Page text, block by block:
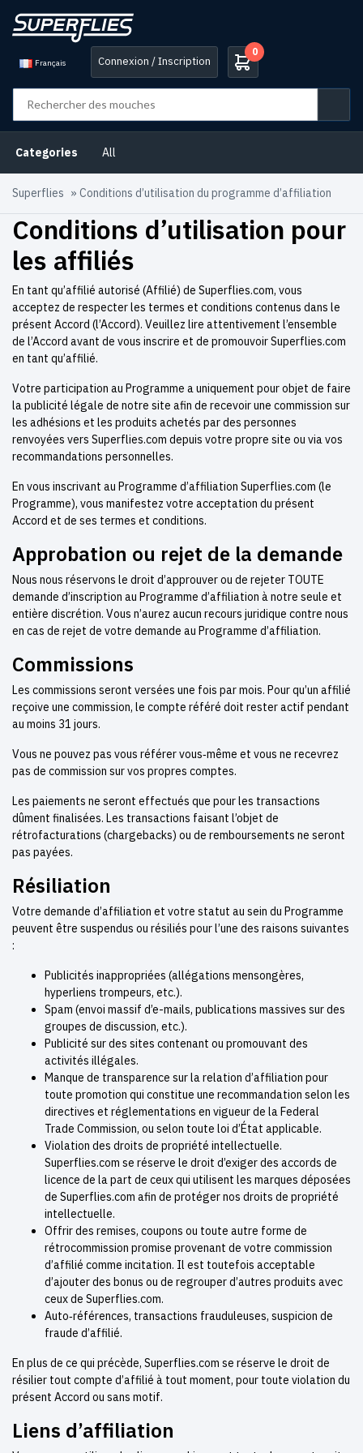
Français Connexion / Inscription
0
Categories All
Superflies » Conditions d’utilisation du programme d’affiliation
Conditions d’utilisation pour
les affiliés
En tant qu’affilié autorisé (Affilié) de Superflies.com, vous
acceptez de respecter les termes et conditions contenus dans le
présent Accord (l’Accord). Veuillez lire attentivement l’ensemble
de l’Accord avant de vous inscrire et de promouvoir Superflies.com
en tant qu’affilié.
Votre participation au Programme a uniquement pour objet de faire
la publicité légale de notre site afin de recevoir une commission sur
les adhésions et les produits achetés par des personnes
renvoyées vers Superflies.com depuis votre propre site ou via vos
recommandations personnelles.
En vous inscrivant au Programme d’affiliation Superflies.com (le
Programme), vous manifestez votre acceptation du présent
Accord et de ses termes et conditions.
Approbation ou rejet de la demande
Nous nous réservons le droit d’approuver ou de rejeter TOUTE
demande d’inscription au Programme d’affiliation à notre seule et
entière discrétion. Vous n’aurez aucun recours juridique contre nous
en cas de rejet de votre demande au Programme d’affiliation.
Commissions
Les commissions seront versées une fois par mois. Pour qu’un affilié
reçoive une commission, le compte référé doit rester actif pendant
au moins 31 jours.
Vous ne pouvez pas vous référer vous‑même et vous ne recevrez
pas de commission sur vos propres comptes.
Les paiements ne seront effectués que pour les transactions
dûment finalisées. Les transactions faisant l’objet de
rétrofacturations (chargebacks) ou de remboursements ne seront
pas payées.
Résiliation
Votre demande d’affiliation et votre statut au sein du Programme
peuvent être suspendus ou résiliés pour l’une des raisons suivantes
:
Publicités inappropriées (allégations mensongères,
hyperliens trompeurs, etc.).
Spam (envoi massif d’e-mails, publications massives sur des
groupes de discussion, etc.).
Publicité sur des sites contenant ou promouvant des
activités illégales.
Manque de transparence sur la relation d’affiliation pour
toute promotion qui constitue une recommandation selon les
directives et réglementations en vigueur de la Federal
Trade Commission, ou selon toute loi d’État applicable.
Violation des droits de propriété intellectuelle.
Superflies.com se réserve le droit d’exiger des accords de
licence de la part de ceux qui utilisent les marques déposées
de Superflies.com afin de protéger nos droits de propriété
intellectuelle.
Offrir des remises, coupons ou toute autre forme de
rétrocommission promise provenant de votre commission
d’affilié comme incitation. Il est toutefois acceptable
d’ajouter des bonus ou de regrouper d’autres produits avec
ceux de Superflies.com.
Auto‑références, transactions frauduleuses, suspicion de
fraude d’affilié.
En plus de ce qui précède, Superflies.com se réserve le droit de
résilier tout compte d’affilié à tout moment, pour toute violation du
présent Accord ou sans motif.
Liens d’affiliation